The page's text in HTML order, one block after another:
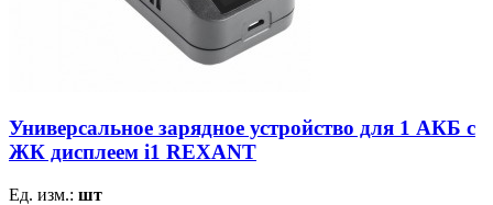
Универсальное зарядное устройство для 1 АКБ с
ЖК дисплеем i1 REXANT
Ед. изм.: шт